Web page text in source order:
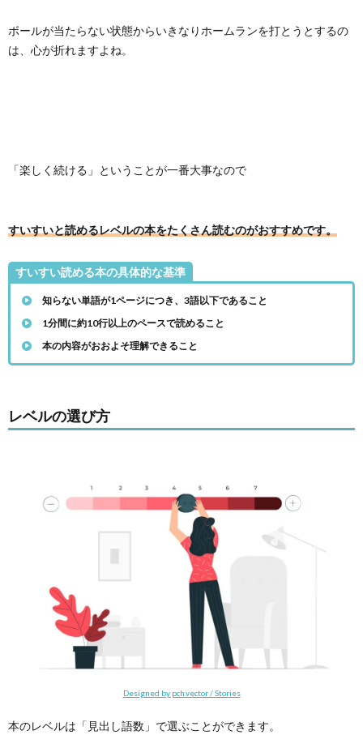
ボールが当たらない状態からいきなりホームランを打とうとするの
は、心が折れますよね。
「楽しく続ける」ということが一番大事なので
すいすいと読めるレベルの本をたくさん読むのがおすすめです。
すいすい読める本の具体的な基準
知らない単語が1ページにつき、3語以下であること
1分間に約10行以上のペースで読めること
本の内容がおおよそ理解できること
レベルの選び方
Designed by pch.vector / Stories
本のレベルは「見出し語数」で選ぶことができます。